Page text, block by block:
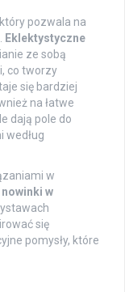
pozwala na
Eklektystyczne
ze sobą
co tworzy
się bardziej
na łatwe
dają pole do
według
w
nowinki w
się
pomysły, które